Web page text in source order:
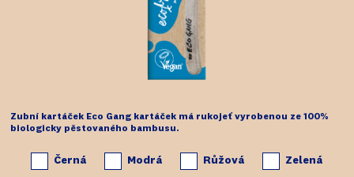
Zubní kartáček Eco Gang kartáček má rukojeť vyrobenou ze 100%
biologicky pěstovaného bambusu.
Černá Modrá Růžová Zelená